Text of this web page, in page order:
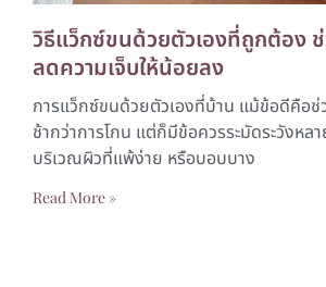
วิธีแว็กซ์ขนด้วยตัวเองที่ถูกต้อง
ลดความเจ็บให้น้อยลง
การแว็กซ์ขนด้วยตัวเองที่บ้าน แม้ข้อดีคือช่
ช้ากว่าการโกน แต่ก็มีข้อควรระมัดระวังหล
บริเวณผิวที่แพ้ง่าย หรือบอบบาง
Read More »